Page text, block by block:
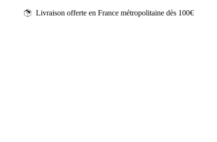
Livraison offerte en France métropolitaine dès 100€